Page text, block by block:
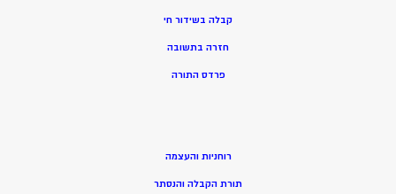
קבלה בשידור חי
חזרה בתשובה
פרדס התורה
רוחניות והעצמה
תורת הקבלה והנסתר